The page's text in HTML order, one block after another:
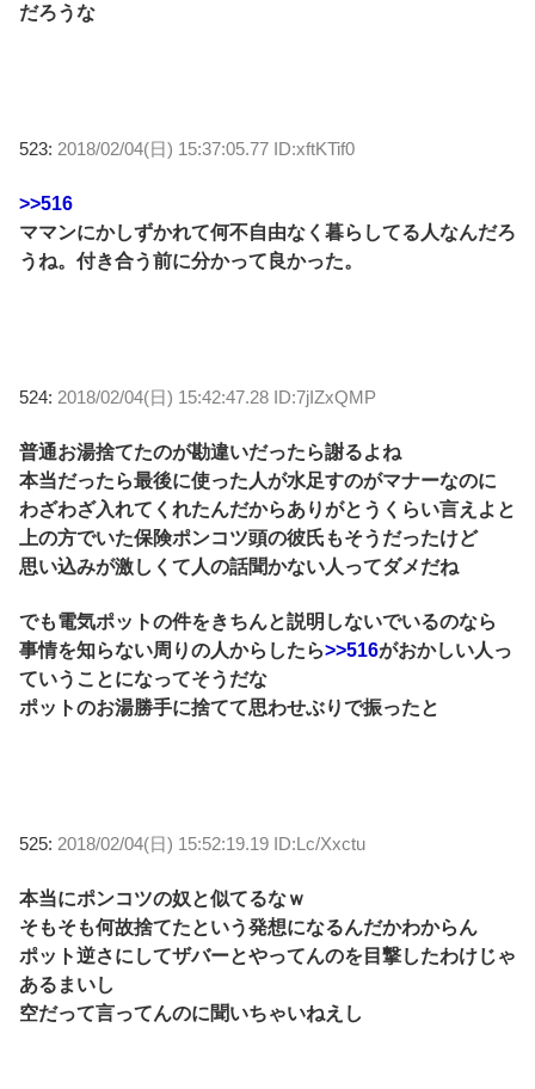
だろうな
523: 2018/02/04(日) 15:37:05.77 ID:xftKTif0
>>516
ママンにかしずかれて何不自由なく暮らしてる人なんだろ
うね。付き合う前に分かって良かった。
524: 2018/02/04(日) 15:42:47.28 ID:7jIZxQMP
普通お湯捨てたのが勘違いだったら謝るよね
本当だったら最後に使った人が水足すのがマナーなのに
わざわざ入れてくれたんだからありがとうくらい言えよと
上の方でいた保険ポンコツ頭の彼氏もそうだったけど
思い込みが激しくて人の話聞かない人ってダメだね
でも電気ポットの件をきちんと説明しないでいるのなら
事情を知らない周りの人からしたら>>516がおかしい人っ
ていうことになってそうだな
ポットのお湯勝手に捨てて思わせぶりで振ったと
525: 2018/02/04(日) 15:52:19.19 ID:Lc/Xxctu
本当にポンコツの奴と似てるなｗ
そもそも何故捨てたという発想になるんだかわからん
ポット逆さにしてザバーとやってんのを目撃したわけじゃ
あるまいし
空だって言ってんのに聞いちゃいねえし